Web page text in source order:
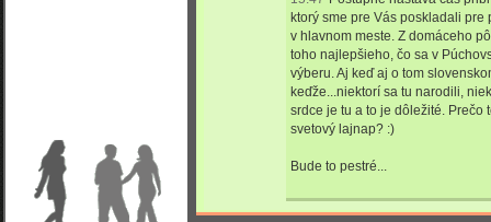
ktorý sme pre Vás poskladali
v hlavnom meste. Z domáceho
toho najlepšieho, čo sa v
výberu. Aj keď aj o tom
keďže...niektorí sa tu narodili,
srdce je tu a to je dôležité.
svetový lajnap? :)
Bude to pestré...